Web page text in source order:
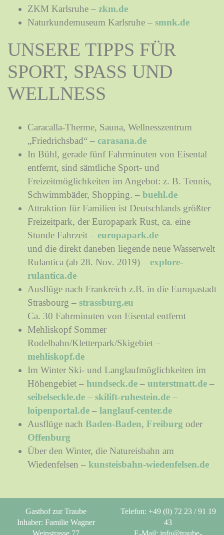
ZKM Karlsruhe – zkm.de
Naturkundemuseum Karlsruhe – smnk.de
UNSERE TIPPS FÜR
SPORT, SPASS UND W
ELLNESS
Caracalla-Therme, Sauna, Wellnesszentrum
„Friedrichsbad“ – carasana.de
In Bühl, gerade fünf Fahrminuten von Eisental
entfernt, sind sämtliche Sport- und
Freizeitmöglichkeiten im Angebot: z. B. Tennis,
Schwimmbäder, Shopping. – buehl.de
Attraktion für Familien ist Deutschlands größter
Freizeitpark, der Europapark Rust, ca. eine
Stunde Fahrzeit – europapark.de
und die direkt daneben liegende neue Wasserwelt
Rulantica (ab 28. Nov. 2019) – explore-
rulantica.de
Ausflüge nach Frankreich z.B. in die Europastadt
Strasbourg – strassburg.eu
Ca. 30 Fahrminuten von Eisental entfernt
Mehliskopf Sommer
Rodelbahn/Kletterpark/Skigebiet –
mehliskopf.de
Im Winter Ski- und Langlaufmöglichkeiten im
Höhengebiet – hundseck.de – unterstmatt.de –
seibelseckle.de – skilift-ruhestein.de –
loipenportal.de – langlauf-center.de
Ausflüge nach Baden-Baden, Freiburg oder
Offenburg
Über den Winter, die Natureisbahn am
Wiedenfelsen – kunsteisbahn-wiedenfelsen.de
Gasthof zur Traube
Inhaber: Familie Wagner
Telefon: +49 (0) 72 23 / 91 19
43